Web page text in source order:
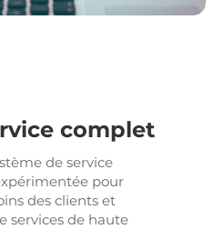
complet
de service
pour
des clients et
services de haute